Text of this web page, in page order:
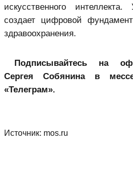
искусственного
создает цифровой
здравоохранения.
Подписывайтесь на
Сергея Собянина в
«Телеграм».
Источник: mos.ru